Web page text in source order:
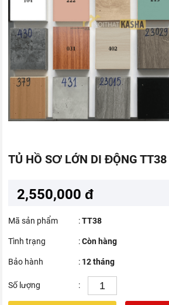
TỦ HỒ SƠ LỚN DI ĐỘNG TT38
2,550,000 đ
Mã sản phẩm :TT38
Tình trạng :Còn hàng
Bảo hành : 12 tháng
Số lượng :